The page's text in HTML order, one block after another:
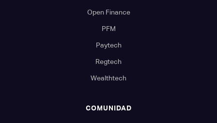
Open Finance
PFM
Paytech
Regtech
Wealthtech
COMUNIDAD